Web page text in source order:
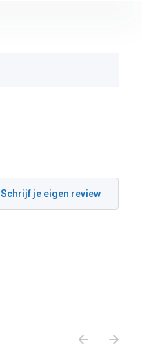
Schrijf je eigen review